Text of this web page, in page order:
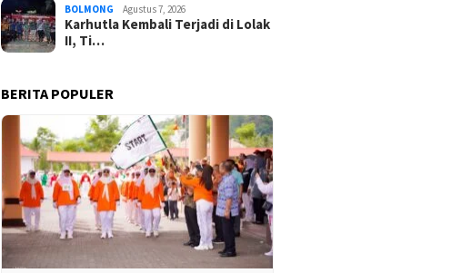
BOLMONG Agustus 7, 2026
Karhutla Kembali Terjadi di Lolak
II, Ti…
BERITA POPULER